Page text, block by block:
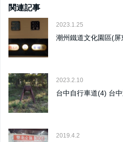
関連記事
2023.1.25
潮州鐵道文化園區(
2023.2.10
台中自行車道(4) 台
2019.4.2